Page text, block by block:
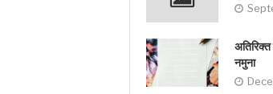
अतिरिक्त
नमुना